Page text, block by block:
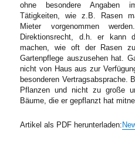
ohne besondere Angaben
Tätigkeiten, wie z.B. Rasen
Mieter vorgenommen
Direktionsrecht, d.h. er kann
machen, wie oft der Rasen
Gartenpflege auszusehen hat.
nicht von Haus aus zur
besonderen Vertragsabsprache.
Pflanzen und nicht zu große
Bäume, die er gepflanzt hat
Artikel als PDF herunterladen: